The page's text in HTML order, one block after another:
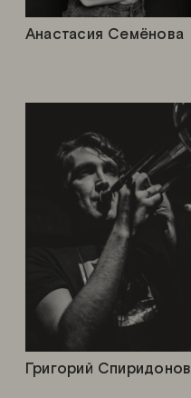
Анастасия Семёнова
Григорий Спиридонов